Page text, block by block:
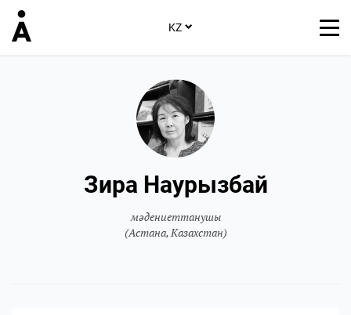
KZ
Зира Наурызбай
мәдениеттанушы
(Астана, Казахстан)